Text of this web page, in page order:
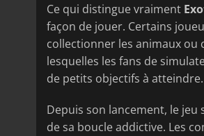
Ce qui distingue vraiment
façon de jouer. Certains
collectionner les animaux
lesquelles les fans de
de petits objectifs à atteindre.
Depuis son lancement, le
de sa boucle addictive. Les